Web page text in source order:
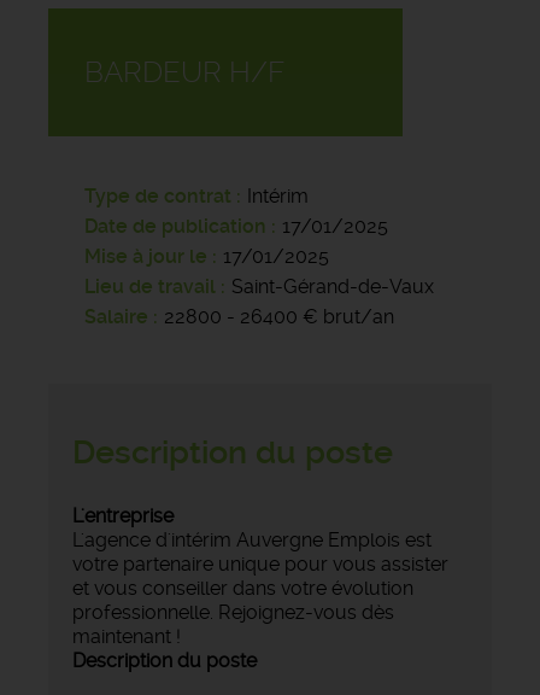
BARDEUR H/F
Type de contrat
Intérim
Date de publication
17/01/2025
Mise à jour le
17/01/2025
Lieu de travail
Saint-Gérand-de-Vaux
Salaire
22800 - 26400 € brut/an
Description du poste
L'entreprise
L'agence d'intérim Auvergne Emplois est
votre partenaire unique pour vous assister
et vous conseiller dans votre évolution
professionnelle. Rejoignez-vous dès
maintenant !
Description du poste